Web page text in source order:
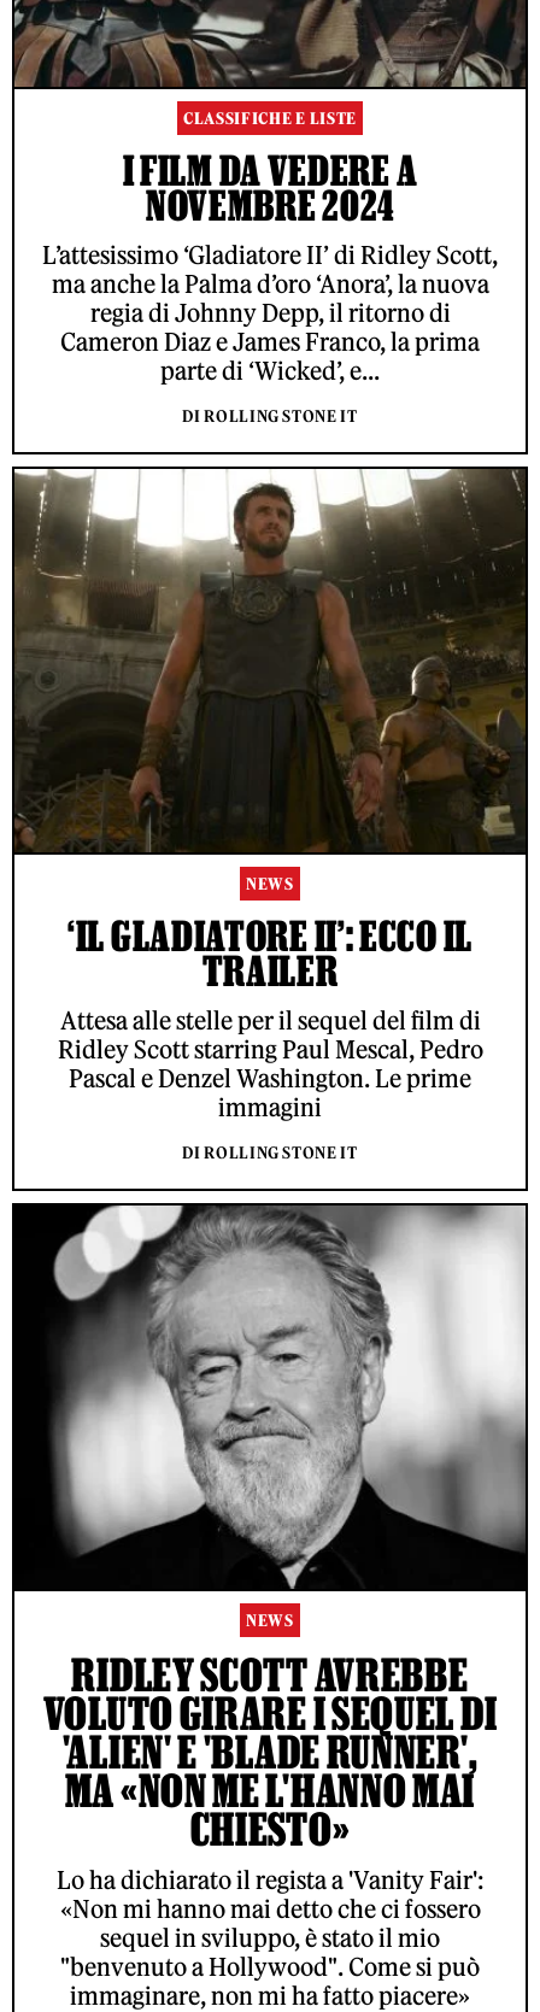
CLASSIFICHE E LISTE
I FILM DA VEDERE A
NOVEMBRE 2024
L’attesissimo ‘Gladiatore II’ di Ridley Scott,
ma anche la Palma d’oro ‘Anora’, la nuova
regia di Johnny Depp, il ritorno di
Cameron Diaz e James Franco, la prima
parte di ‘Wicked’, e...
DI ROLLING STONE IT
NEWS
‘IL GLADIATORE II’: ECCO IL
TRAILER
Attesa alle stelle per il sequel del film di
Ridley Scott starring Paul Mescal, Pedro
Pascal e Denzel Washington. Le prime
immagini
DI ROLLING STONE IT
NEWS
RIDLEY SCOTT AVREBBE
VOLUTO GIRARE I SEQUEL DI
'ALIEN' E 'BLADE RUNNER',
MA «NON ME L'HANNO MAI
CHIESTO»
Lo ha dichiarato il regista a 'Vanity Fair':
«Non mi hanno mai detto che ci fossero
sequel in sviluppo, è stato il mio
"benvenuto a Hollywood". Come si può
immaginare, non mi ha fatto piacere»